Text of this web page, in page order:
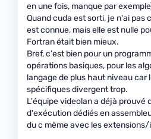
en une fois, manque par
Quand cuda est sorti, je n'ai pas
est connue, mais elle est nulle
Fortran était bien mieux.
Bref, c'est bien pour un
opérations basiques, pour les
langage de plus haut niveau car
spécifiques divergent trop.
L'équipe videolan a déjà prouvé
d'exécution dédiés en
du c même avec les